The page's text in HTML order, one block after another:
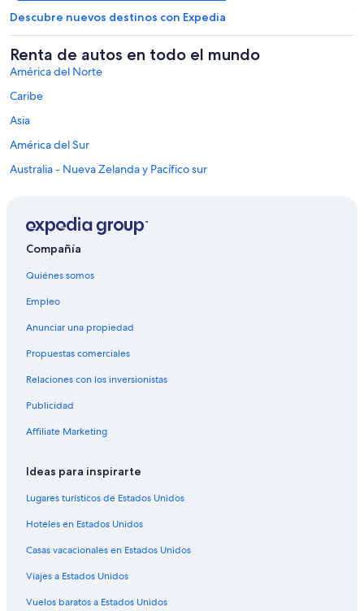
Descubre nuevos destinos con Expedia
Renta de autos en todo el mundo
América del Norte
Caribe
Asia
América del Sur
Australia - Nueva Zelanda y Pacífico sur
Oriente Medio
África
Destinos principales en Cosenza
Renta de autos en Scalea
Renta de autos en Diamante
Renta de autos en Praia a Mare
Renta de autos en Amantea
Renta de autos en Belvedere Marittimo
Alquiler de autos en otros destinos
Renta de autos en Nueva York
Renta de autos en Orlando
Renta de autos en Londres
Renta de autos en París
Renta de autos en Cancún
Renta de autos en Miami
Compañía
Quiénes somos
Empleo
Anunciar una propiedad
Propuestas comerciales
Relaciones con los inversionistas
Publicidad
Affiliate Marketing
Ideas para inspirarte
Lugares turísticos de Estados Unidos
Hoteles en Estados Unidos
Casas vacacionales en Estados Unidos
Viajes a Estados Unidos
Vuelos baratos a Estados Unidos